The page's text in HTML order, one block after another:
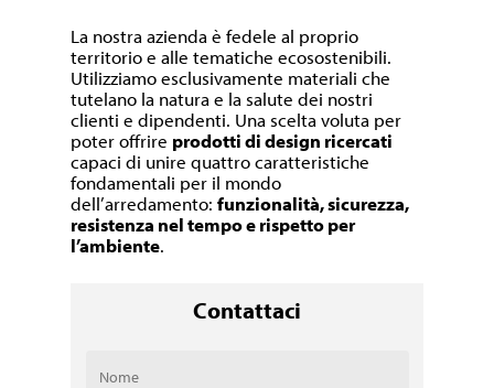
La nostra azienda è fedele al proprio
territorio e alle tematiche ecosostenibili.
Utilizziamo esclusivamente materiali che
tutelano la natura e la salute dei nostri
clienti e dipendenti. Una scelta voluta per
poter offrire prodotti di design ricercati
capaci di unire quattro caratteristiche
fondamentali per il mondo
dell’arredamento:funzionalità, sicurezza,
resistenza nel tempo e rispetto per
l’ambiente.
Contattaci